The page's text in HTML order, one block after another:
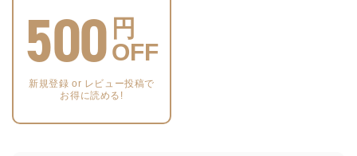
500 円
OFF
新規登録 or レビュー投稿で
お得に読める!